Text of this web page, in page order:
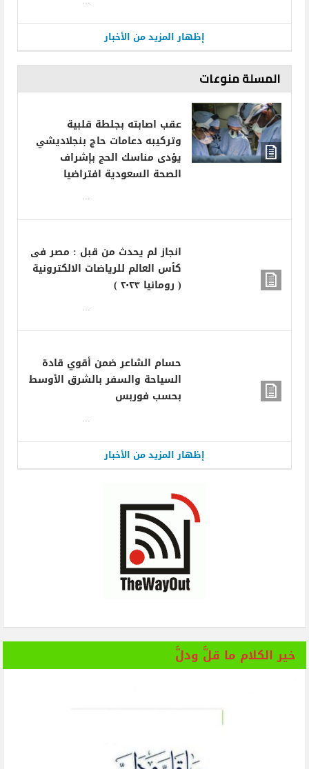
إظهار المزيد من الأخبار
المسلة منوعات
عقب اصابته بجلطة قلبية
وتركيبه دعامات حاج بنجلاديشي
يؤدى مناسك الحج بإشراف
الصحة السعودية افتراضيا
انجاز لم يحدث من قبل : مصر فى
كأس العالم للرياضات الالكترونية
( رومانيا ٢٠٢٣ )
حسام الشاعر ضمن أقوي قادة
السياحة والسفر بالشرق الأوسط
بحسب فوربس
إظهار المزيد من الأخبار
خير الكلام ما قلَّ ودلَّ